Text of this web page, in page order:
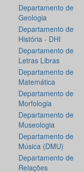
Departamento de
Geologia
Departamento de
História - DHI
Departamento de
Letras Libras
Departamento de
Matemática
Departamento de
Morfologia
Departamento de
Museologia
Departamento de
Música (DMU)
Departamento de
Relações